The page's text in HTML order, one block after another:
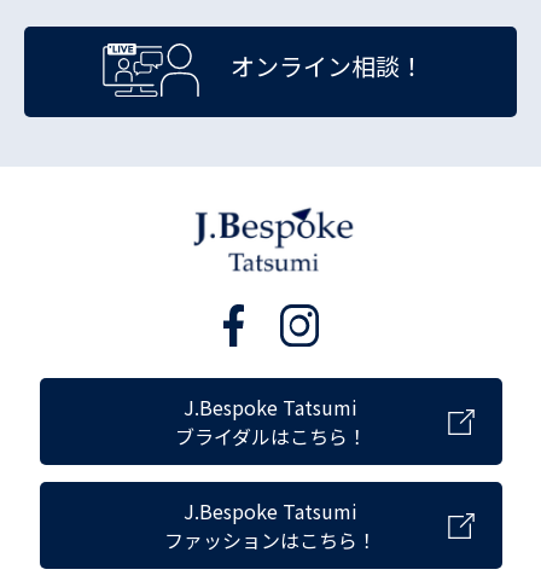
オンライン相談！
J.Bespoke Tatsumi
ブライダルはこちら！
J.Bespoke Tatsumi
ファッションはこちら！